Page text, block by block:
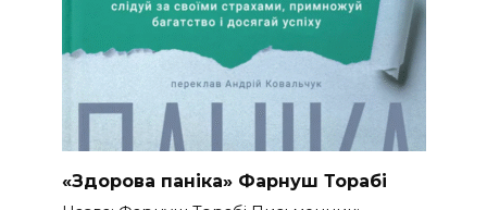
«Здорова паніка» Фарнуш Торабі